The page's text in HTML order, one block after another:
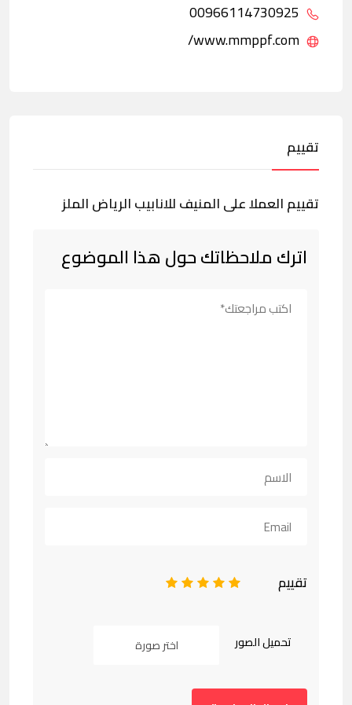
تقييم
تقييم العملا على المنيف للانابيب الرياض الملز
اترك ملاحظاتك حول هذا الموضوع
تقييم 5
4
3
2
تحميل الصور اختر صورة